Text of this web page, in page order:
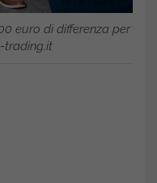
euro di differenza per
trading.it